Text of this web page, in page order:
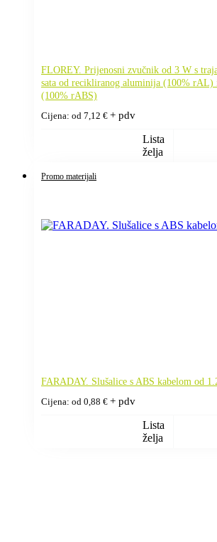
FLOREY. Prijenosni zvučnik od 3 W s
sata od recikliranog aluminija (100%
(100% rABS)
Cijena: od 7,12 € + pdv
Lista
želja
Promo materijali
FARADAY. Slušalice s ABS kabelom od
Cijena: od 0,88 € + pdv
Lista
želja